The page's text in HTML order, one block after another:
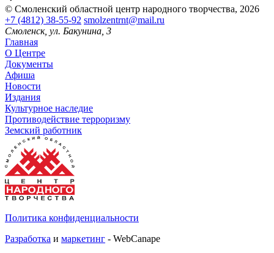
© Смоленский областной центр народного творчества, 2026
+7 (4812) 38-55-92 smolzentrnt@mail.ru
Смоленск, ул. Бакунина, 3
Главная
О Центре
Документы
Афиша
Новости
Издания
Культурное наследие
Противодействие терроризму
Земский работник
Политика конфиденциальности
Разработка и маркетинг - WebCanape